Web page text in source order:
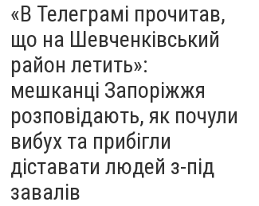
«В Телеграмі прочитав,
що на Шевченківський
район летить»:
мешканці Запоріжжя
розповідають, як почули
вибух та прибігли
діставати людей з-під
завалів